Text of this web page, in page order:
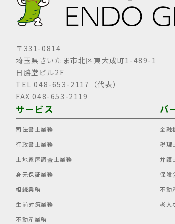
〒331-0814
埼玉県さいたま市北区東大成町1-489-1
日勝堂ビル2F
TEL 048-653-2117（代表）
FAX 048-653-2119
サービス
司法書士業務
行政書士業務
土地家屋調査士業務
身元保証業務
相続業務
生前対策業務
不動産業務
パ
金融
税理
弁護
保険
不動
老人